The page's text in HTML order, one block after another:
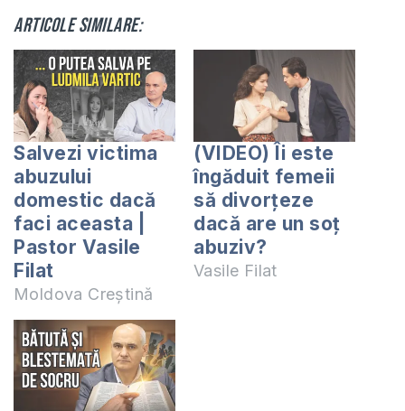
Articole similare:
Salvezi victima
abuzului
domestic dacă
faci aceasta |
Pastor Vasile
Filat
Moldova Creștină
(VIDEO) Îi este
îngăduit femeii
să divorțeze
dacă are un soț
abuziv?
Vasile Filat